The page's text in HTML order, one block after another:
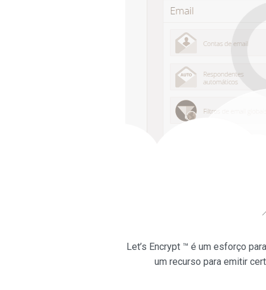
Let’s Encrypt ™ é um esforço
um recurso para emitir